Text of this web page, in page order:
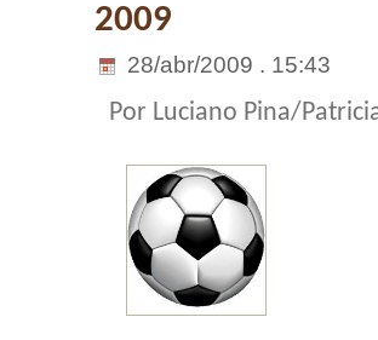
2009
28/abr/2009 . 15:43
Por Luciano Pina/